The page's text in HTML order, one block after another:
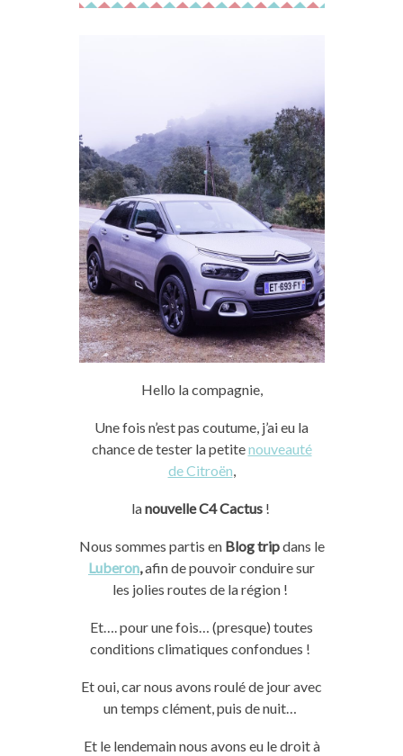
Hello la compagnie,
Une fois n’est pas coutume, j’ai eu la
chance de tester la petitenouveauté
de Citroën,
lanouvelleC4Cactus!
Nous sommes partis en Blogtripdans le
Luberon,afin de pouvoir conduire sur
les jolies routes de la région !
Et….pour une fois… (presque) toutes
conditions climatiques confondues !
Et oui, car nous avons roulé de jour avec
un temps clément, puis de nuit…
Et le lendemain nous avons eu le droit à